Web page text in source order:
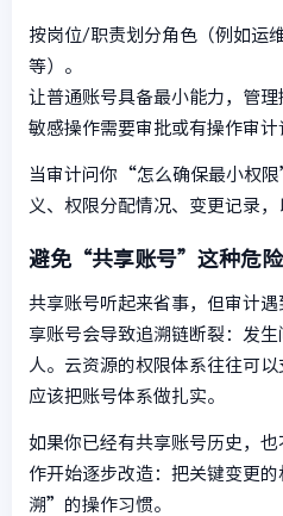
按岗位/职责划分角色（例如运
等）。
让普通账号具备最小能力，管理
敏感操作需要审批或有操作审计
当审计问你“怎么确保最小权
义、权限分配情况、变更记录，
避免“共享账号”这种危
共享账号听起来省事，但审计
享账号会导致追溯链断裂：发
人。云资源的权限体系往往可
应该把账号体系做扎实。
如果你已经有共享账号历史，
作开始逐步改造：把关键变更
溯”的操作习惯。